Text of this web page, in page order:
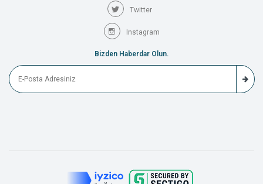
Twitter
Instagram
Bizden Haberdar Olun.